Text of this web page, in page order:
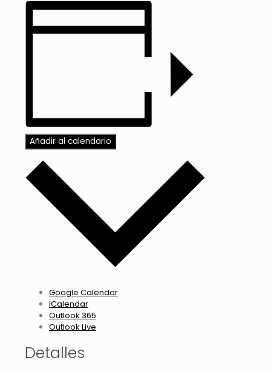
Añadir al calendario
Google Calendar
iCalendar
Outlook 365
Outlook Live
Detalles